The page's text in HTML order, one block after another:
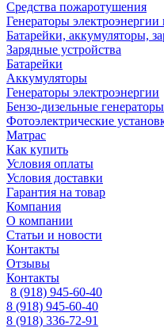
Средства пожаротушения
Генераторы
Батарейки, аккумуляторы,
Зарядные устройства
Батарейки
Аккумуляторы
Генераторы электроэнергии
Бензо-дизельные генераторы
Фотоэлектрические
Матрас
Как купить
Условия оплаты
Условия доставки
Гарантия на товар
Компания
О компании
Статьи и новости
Контакты
Отзывы
Контакты
8 (918) 945-60-40
8 (918) 945-60-40
8 (918) 336-72-91